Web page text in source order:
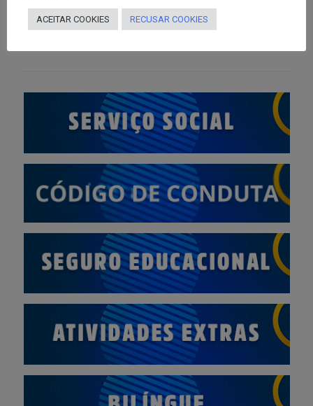
ACEITAR COOKIES RECUSAR COOKIES